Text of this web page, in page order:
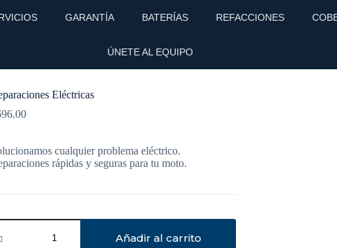
GARANTÍA BATERÍAS REFACCIONES
ÚNETE AL EQUIPO
Eléctricas
cualquier problema eléctrico.
rápidas y seguras para tu moto.
Añadir al carrito